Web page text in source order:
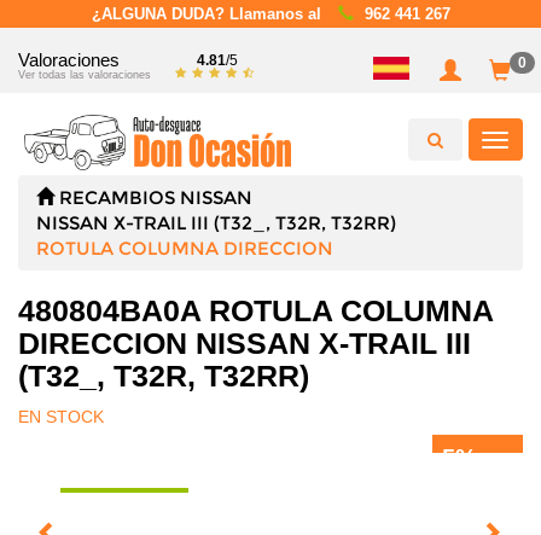
¿ALGUNA DUDA? Llamanos al 962 441 267
Valoraciones
Ver todas las valoraciones
4.81/5 0
RECAMBIOS NISSAN
NISSAN X-TRAIL III (T32_, T32R, T32RR)
ROTULA COLUMNA DIRECCION
480804BA0A ROTULA COLUMNA
DIRECCION NISSAN X-TRAIL III
(T32_, T32R, T32RR)
EN STOCK
5%